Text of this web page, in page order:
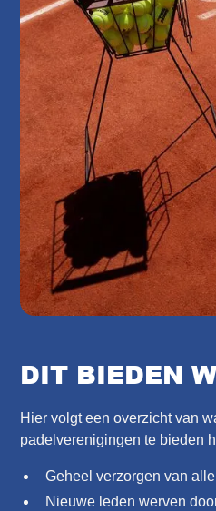
DIT BIEDEN
Hier volgt een overzicht van
padelverenigingen te bieden
Geheel verzorgen van
Nieuwe leden werven